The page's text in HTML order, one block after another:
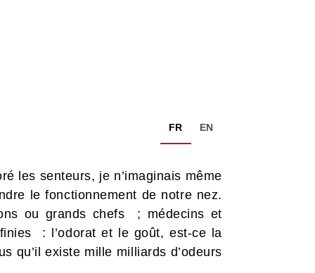
FR EN
les senteurs, je n’imaginais même
le fonctionnement de notre nez.
ou grands chefs ; médecins et
: l’odorat et le goût, est-ce la
qu’il existe mille milliards d’odeurs